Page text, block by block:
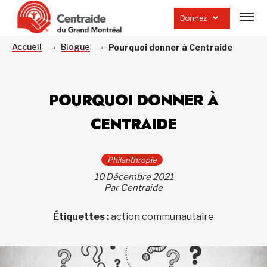
Donnez
la
Accueil Blogue Pourquoi donner à Centraide
POURQUOI DONNER À
CENTRAIDE
Philanthropie
10 Décembre 2021
Par Centraide
Étiquettes :action communautaire